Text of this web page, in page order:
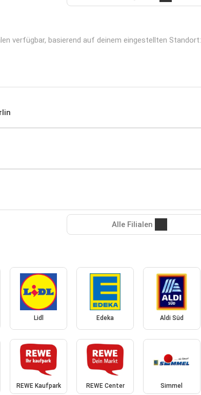
verfügbar, basierend auf deinem eingestellten Standort:
Alle Filialen
Lidl Edeka Aldi Süd
REWE Kaufpark REWE Center Simmel